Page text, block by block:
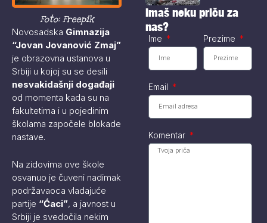
Foto: Freepik
Novosadska Gimnazija
“Jovan Jovanović Zmaj”
je obrazovna ustanova u
Srbiji u kojoj su se desili
nesvakidašnji događaji
od momenta kada su na
fakultetima i u pojedinim
školama započele blokade
nastave.
Na zidovima ove škole
osvanuo je čuveni nadimak
podržavaoca vladajuće
partije “Ćaci”, a javnost u
Srbiji je svedočila nekim
je...
Imaš neku priču za
nas?
Ime Prezime
Email
Komentar